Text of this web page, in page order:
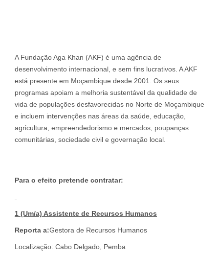
A Fundação Aga Khan (AKF) é uma agência de
desenvolvimento internacional, e sem fins lucrativos. A AKF
está presente em Moçambique desde 2001. Os seus
programas apoiam a melhoria sustentável da qualidade de
vida de populações desfavorecidas no Norte de Moçambique
e incluem intervenções nas áreas da saúde, educação,
agricultura, empreendedorismo e mercados, poupanças
comunitárias, sociedade civil e governação local.
Para o efeito pretende contratar:
1 (Um/a) Assistente de Recursos Humanos
Reporta a:Gestora de Recursos Humanos
Localização: Cabo Delgado, Pemba